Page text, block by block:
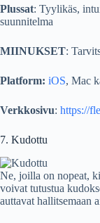
Plussat: Tyylikäs,
suunnitelma
MIINUKSET:
Platform: iOS, Mac
Verkkosivu: https://
7. Kudottu
Ne, joilla on nopeat,
voivat tutustua
auttavat hallitsemaan